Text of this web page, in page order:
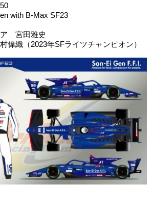
with B-Max SF23
ア 宮⽥雅史
偉織（2023年SFライツチャンピオン）